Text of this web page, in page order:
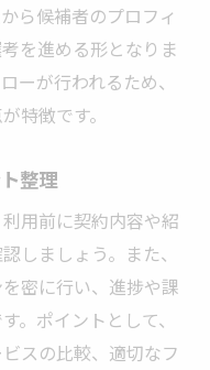
ら候補者のプロフィ
を進める形となりま
ーが行われるため、
特徴です。
整理
用前に契約内容や紹
しましょう。また、
密に行い、進捗や課
。ポイントとして、
スの比較、適切なフ